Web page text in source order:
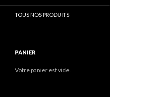
TOUS NOS PRODUITS
PANIER
Votre panier est vide.